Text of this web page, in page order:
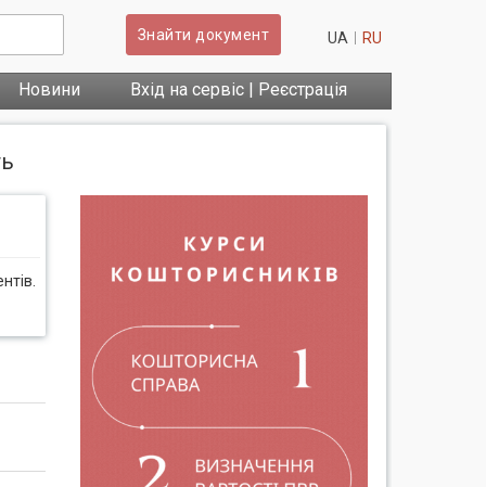
Знайти документ UA RU
Новини Вхід на сервіс | Реєстрація